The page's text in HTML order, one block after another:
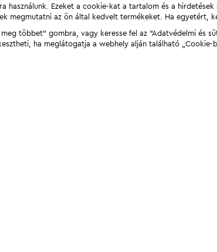
használunk. Ezeket a cookie-kat a tartalom és a
megmutatni az ön által kedvelt termékeket. Ha egyetért,
többet" gombra, vagy keresse fel az "Adatvédelmi és
ha meglátogatja a webhely alján található „Cookie-